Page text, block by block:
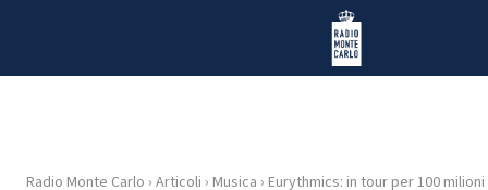
Radio Monte Carlo
Radio Monte Carlo › Articoli › Musica › Eurythmics: in tour per 100 milioni